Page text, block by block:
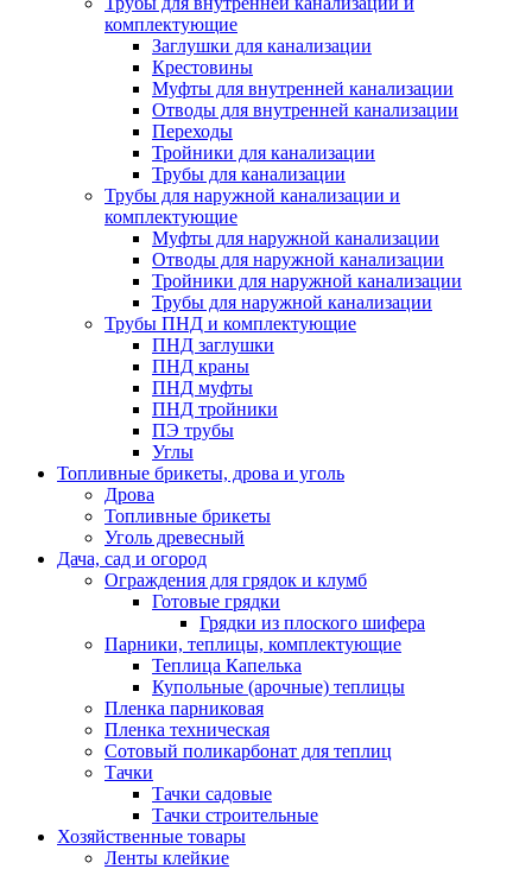
комплектующие
Заглушки для канализации
Крестовины
Муфты для внутренней канализации
Отводы для внутренней канализации
Переходы
Тройники для канализации
Трубы для канализации
Трубы для наружной канализации и
комплектующие
Муфты для наружной канализации
Отводы для наружной канализации
Тройники для наружной канализации
Трубы для наружной канализации
Трубы ПНД и комплектующие
ПНД заглушки
ПНД краны
ПНД муфты
ПНД тройники
ПЭ трубы
Углы
Топливные брикеты, дрова и уголь
Дрова
Топливные брикеты
Уголь древесный
Дача, сад и огород
Ограждения для грядок и клумб
Готовые грядки
Грядки из плоского шифера
Парники, теплицы, комплектующие
Теплица Капелька
Купольные (арочные) теплицы
Пленка парниковая
Пленка техническая
Сотовый поликарбонат для теплиц
Тачки
Тачки садовые
Тачки строительные
Хозяйственные товары
Ленты клейкие